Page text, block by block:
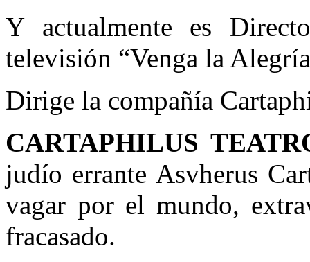
Y actualmente es
televisión “Venga la
Dirige la compañía
CARTAPHILUS
judío errante Asvherus
vagar por el mundo,
fracasado.